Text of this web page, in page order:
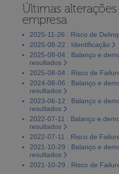
Últimas
empresa
2025-11-26 : Risco de
2025-08-22 : Identificação
2025-08-04 : Balanço e
resultados
2025-08-04 : Risco de
2024-08-06 : Balanço e
resultados
2023-06-12 : Balanço e
resultados
2022-07-11 : Balanço e
resultados
2022-07-11 : Risco de
2021-10-29 : Balanço e
resultados
2021-10-29 : Risco de